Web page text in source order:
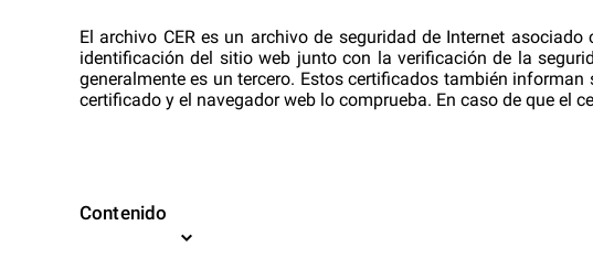
El archivo CER es un archivo de seguridad de Internet
identificación del sitio web junto con la verificación de la
generalmente es un tercero. Estos certificados también
certificado y el navegador web lo comprueba. En caso de que el
Contenido